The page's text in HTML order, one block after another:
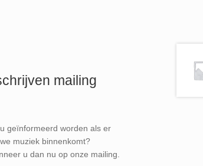
mailing
geïnformeerd worden als er
muziek binnenkomt?
u dan nu op onze mailing.